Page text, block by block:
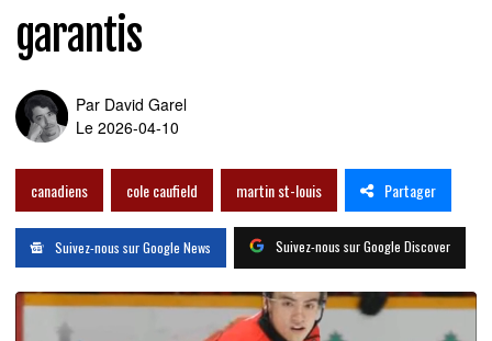
garantis
Par David Garel
Le 2026-04-10
canadiens cole caufield martin st-louis Partager
Suivez-nous sur Google News Suivez-nous sur Google Discover